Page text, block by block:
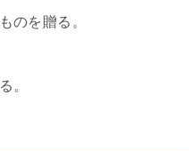
のを贈る。
。